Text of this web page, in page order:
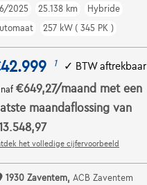
2025
25.138 km
Hybride
257 kW ( 345 PK )
1 ✓ BTW aftrekbaar
€649,27/maand met een
maandaflossing van
het volledige cijfervoorbeeld
1930 Zaventem, ACB Zaventem